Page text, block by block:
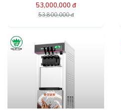
53,000,000 đ
53,800,000 đ